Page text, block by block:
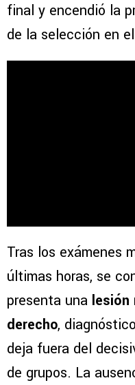
final y encendió la
de la selección en el
Tras los exámenes
últimas horas, se
presenta una lesión
derecho,
deja fuera del
de grupos. La